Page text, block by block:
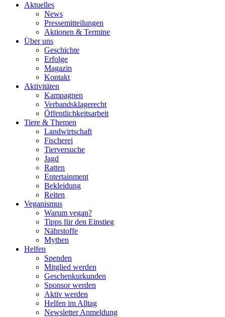
Aktuelles
News
Pressemitteilungen
Aktionen & Termine
Über uns
Geschichte
Erfolge
Magazin
Kontakt
Aktivitäten
Kampagnen
Verbandsklagerecht
Öffentlichkeitsarbeit
Tiere & Themen
Landwirtschaft
Fischerei
Tierversuche
Jagd
Ratten
Entertainment
Bekleidung
Reiten
Veganismus
Warum vegan?
Tipps für den Einstieg
Nährstoffe
Mythen
Helfen
Spenden
Mitglied werden
Geschenkurkunden
Sponsor werden
Aktiv werden
Helfen im Alltag
Newsletter Anmeldung